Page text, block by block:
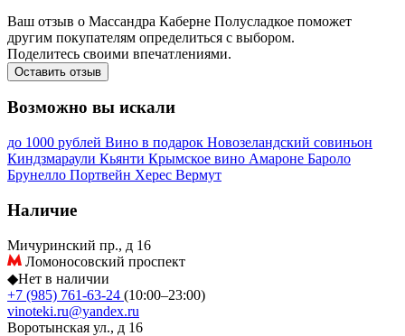
Ваш отзыв о Массандра Каберне Полусладкое поможет
другим покупателям определиться с выбором.
Поделитесь своими впечатлениями.
Оставить отзыв
Возможно вы искали
до 1000 рублей Вино в подарок Новозеландский совиньон
Киндзмараули Кьянти Крымское вино Амароне Бароло
Брунелло Портвейн Херес Вермут
Наличие
Мичуринский пр., д 16
Ломоносовский проспект
◆Нет в наличии
+7 (985) 761-63-24 (10:00–23:00)
vinoteki.ru@yandex.ru
Воротынская ул., д 16